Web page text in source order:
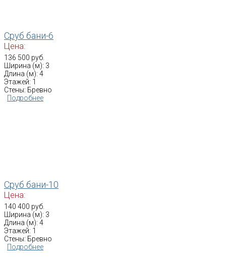
Сруб бани-6
Цена:
136 500 руб.
Ширина (м): 3
Длина (м): 4
Этажей: 1
Стены: Бревно
Подробнее
Сруб бани-10
Цена:
140 400 руб.
Ширина (м): 3
Длина (м): 4
Этажей: 1
Стены: Бревно
Подробнее